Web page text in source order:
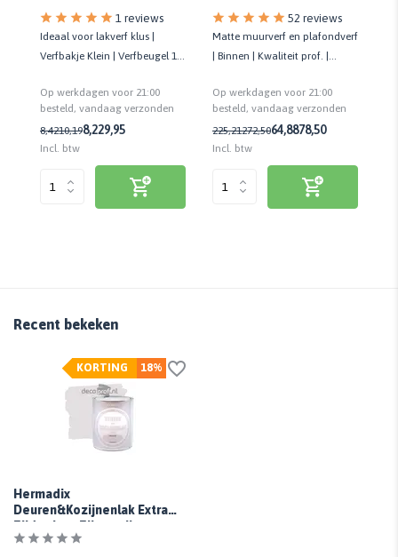
1 reviews
Ideaal voor lakverf klus |
Verfbakje Klein | Verfbeugel 10
Op werkdagen voor 21:00
besteld, vandaag verzonden
8,4210,198,229,95
Incl. btw
52 reviews
Matte muurverf en plafondverf
| Binnen | Kwaliteit prof. |
Op werkdagen voor 21:00
besteld, vandaag verzonden
225,21272,5064,8878,50
Incl. btw
Recent bekeken
18%
KORTING
Hermadix
Deuren&Kozijnenlak Extra
Zijdeglans Zilvergrijs